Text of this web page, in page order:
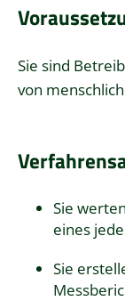
Sie sind
von
Sie
eines
Sie